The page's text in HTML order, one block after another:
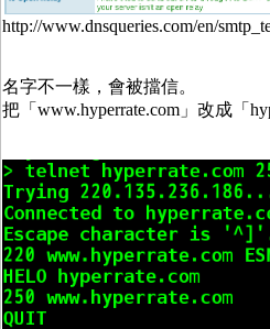
http://www.dnsqueries.com/en/
名字不一樣，會被擋信。
把「www.hyperrate.com」改成「